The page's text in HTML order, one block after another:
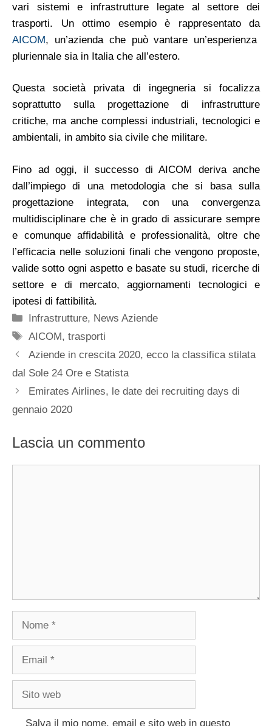
vari sistemi e infrastrutture legate al settore dei
trasporti. Un ottimo esempio è rappresentato da
AICOM, un’azienda che può vantare un’esperienza
pluriennale sia in Italia che all’estero.
Questa società privata di ingegneria si focalizza
soprattutto sulla progettazione di infrastrutture
critiche, ma anche complessi industriali, tecnologici e
ambientali, in ambito sia civile che militare.
Fino ad oggi, il successo di AICOM deriva anche
dall’impiego di una metodologia che si basa sulla
progettazione integrata, con una convergenza
multidisciplinare che è in grado di assicurare sempre
e comunque affidabilità e professionalità, oltre che
l’efficacia nelle soluzioni finali che vengono proposte,
valide sotto ogni aspetto e basate su studi, ricerche di
settore e di mercato, aggiornamenti tecnologici e
ipotesi di fattibilità.
Categorie
Infrastrutture, News Aziende
Tag
AICOM,trasporti
Aziende in crescita 2020, ecco la classifica stilata
dal Sole 24 Ore e Statista
Emirates Airlines, le date dei recruiting days di
gennaio 2020
Lascia un commento
Nome
Email
Sito
Salva il mio nome, email e sito web in questo